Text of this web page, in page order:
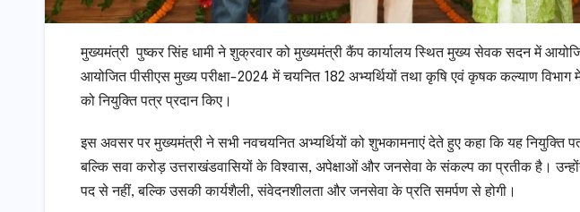
मुख्यमंत्री पुष्कर सिंह धामी ने शुक्रवार को मुख्यमंत्री कैंप कार्यालय स्थित मुख्य सेवक सदन में
आयोजित पीसीएस मुख्य परीक्षा-2024 में चयनित 182 अभ्यर्थियों तथा कृषि एवं कृषक कल्याण
को नियुक्ति पत्र प्रदान किए।
इस अवसर पर मुख्यमंत्री ने सभी नवचयनित अभ्यर्थियों को शुभकामनाएं देते हुए कहा कि यह नियुक्ति
बल्कि सवा करोड़ उत्तराखंडवासियों के विश्वास, अपेक्षाओं और जनसेवा के संकल्प का प्रतीक है।
पद से नहीं, बल्कि उसकी कार्यशैली, संवेदनशीलता और जनसेवा के प्रति समर्पण से होगी।